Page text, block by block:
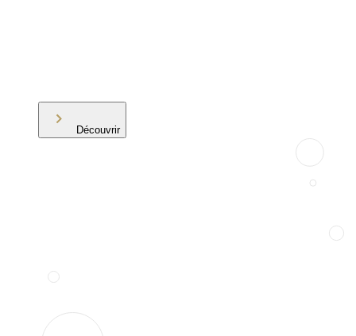
Découvrir